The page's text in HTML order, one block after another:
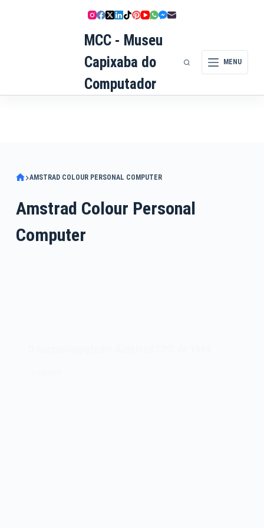
MCC - Museu
Capixaba do
Computador
MENU
AMSTRAD COLOUR PERSONAL COMPUTER
Amstrad Colour Personal
Computer